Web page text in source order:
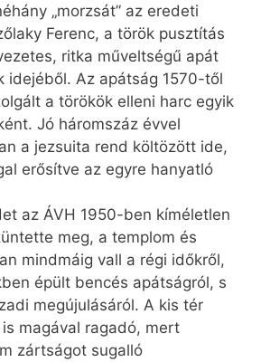
„morzsát” az eredeti
Ferenc, a török pusztítás
ritka műveltségű apát
idejéből. Az apátság 1570-től
a törökök elleni harc egyik
Jó háromszáz évvel
a jezsuita rend költözött ide,
erősítve az egyre hanyatló
az ÁVH 1950-ben kíméletlen
meg, a templom és
mindmáig vall a régi időkről,
épült bencés apátságról, s
megújulásáról. A kis tér
magával ragadó, mert
zártságot sugalló